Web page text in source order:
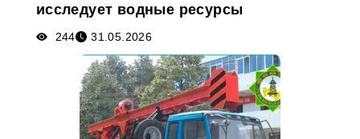
исследует водные ресурсы
244 31.05.2026